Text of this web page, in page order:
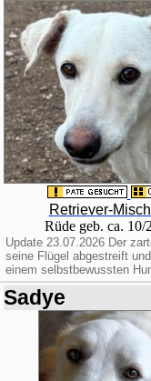
Retriever-
Rüde geb. ca.
Update 23.07.2026 Der
seine Flügel abgestreift
einem selbstbewussten
Sadye